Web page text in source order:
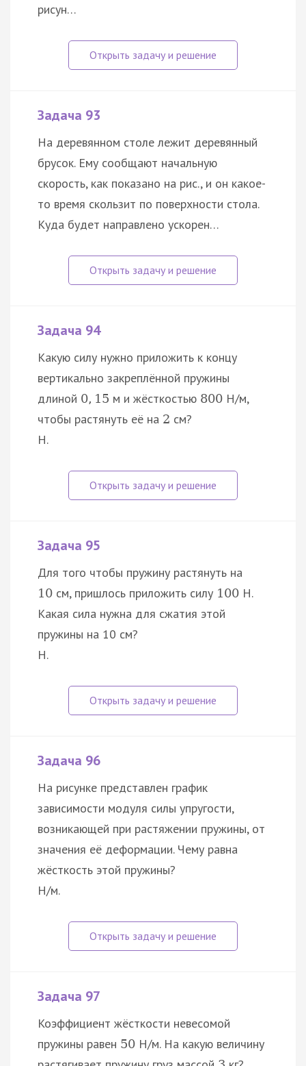
рисун…
Задача 93
На деревянном столе лежит деревянный
брусок. Ему сообщают начальную
скорость, как показано на рис., и он какое-
то время скользит по поверхности стола.
Куда будет направлено ускорен…
Задача 94
Какую силу нужно приложить к концу
вертикально закреплённой пружины
длиной 0, 15 м и жёсткостью 800Н/м,
чтобы растянуть её на 2 см?
Н.
Задача 95
Для того чтобы пружину растянуть на
10 см, пришлось приложить силу 100 H.
Какая сила нужна для сжатия этой
пружины на 10 см?
Н.
Задача 96
На рисунке представлен график
зависимости модуля силы упругости,
возникающей при растяжении пружины, от
значения её деформации. Чему равна
жёсткость этой пружины?
Н/м.
Задача 97
Коэффициент жёсткости невесомой
пружины равен 50 Н/м. На какую величину